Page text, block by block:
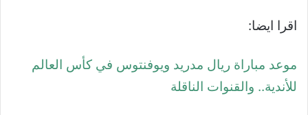
اقرا ايضا:
موعد مباراة ريال مدريد ويوفنتوس في كأس العالم
للأندية.. والقنوات الناقلة